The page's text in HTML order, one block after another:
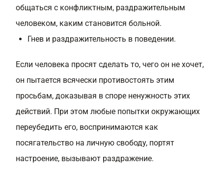
общаться с конфликтным, раздражительным
человеком, каким становится больной.
Гнев и раздражительность в поведении.
Если человека просят сделать то, чего он не хочет,
он пытается всячески противостоять этим
просьбам, доказывая в споре ненужность этих
действий. При этом любые попытки окружающих
переубедить его, воспринимаются как
посягательство на личную свободу, портят
настроение, вызывают раздражение.